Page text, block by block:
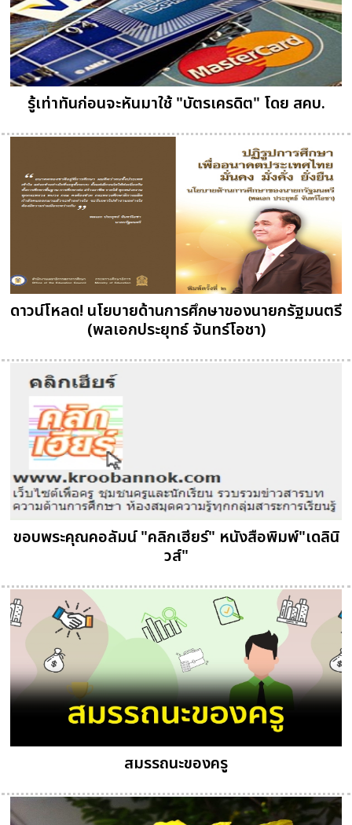
รู้เท่าทันก่อนจะหันมาใช้ "บัตรเครดิต" โดย สคบ.
ดาวน์โหลด! นโยบายด้านการศึกษาของนายกรัฐมนตรี
(พลเอกประยุทธ์ จันทร์โอชา)
ขอบพระคุณคอลัมน์ "คลิกเฮียร์" หนังสือพิมพ์"เดลินิ
วส์"
สมรรถนะของครู